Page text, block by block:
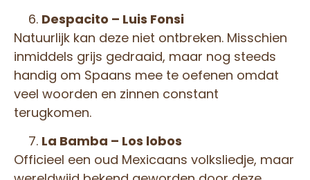
Despacito – Luis Fonsi
Natuurlijk kan deze niet ontbreken. Misschien
inmiddels grijs gedraaid, maar nog steeds
handig om Spaans mee te oefenen omdat
veel woorden en zinnen constant
terugkomen.
La Bamba – Los lobos
Officieel een oud Mexicaans volksliedje, maar